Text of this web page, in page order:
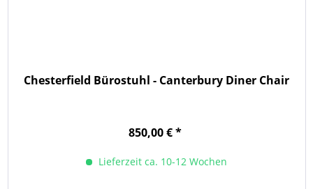
Chesterfield Bürostuhl - Canterbury Diner Chair
850,00 € *
Lieferzeit ca. 10-12 Wochen